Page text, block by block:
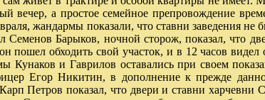
вечер, а простое семейное препровождение
жандармы показали, что ставни заведения
Семенов Барыков, ночной сторож, показал, что
пошел обходить свой участок, и в 12 часов
Кунаков и Гаврилов оставались при своем
Егор Никитин, в дополнение к прежде
Петров показал, что двери и ставни